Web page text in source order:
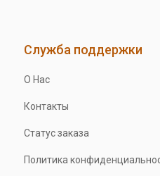
Служба поддержки
О Нас
Контакты
Статус заказа
Политика